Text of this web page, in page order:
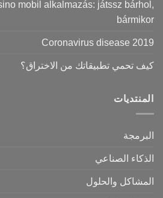
mobil alkalmazás: játssz bárhol,
bármikor
Coronavirus disease 2019
كيف تحمي تطبيقاتك من الاختراق؟
المنتديات
البرمجة
الذكاء الصناعي
المشاكل والحلول